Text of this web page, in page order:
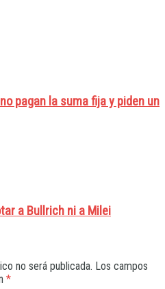
pagan la suma fija y piden un
a Bullrich ni a Milei
no será publicada. Los campos
*